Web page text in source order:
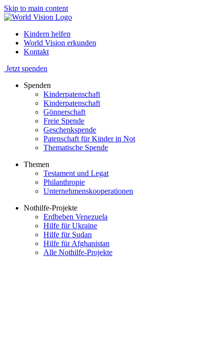
Skip to main content
Kindern helfen
World Vision erkunden
Kontakt
Jetzt spenden
Spenden
Kinderpatenschaft
Kinderpatenschaft
Gönnerschaft
Freie Spende
Geschenkspende
Patenschaft für Kinder in Not
Thematische Spende
Themen
Testament und Legat
Philanthropie
Unternehmenskooperationen
Nothilfe-Projekte
Erdbeben Venezuela
Hilfe für Ukraine
Hilfe für Sudan
Hilfe für Afghanistan
Alle Nothilfe-Projekte